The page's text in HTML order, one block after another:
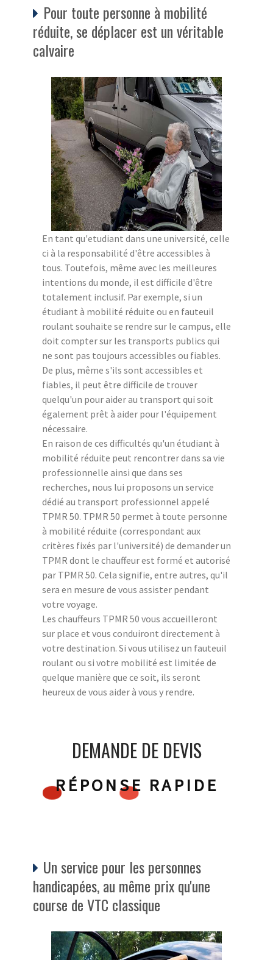
Pour toute personne à mobilité
réduite, se déplacer est un véritable
calvaire
En tant qu'etudiant dans une université, celle
ci à la responsabilité d'être accessibles à
tous. Toutefois, même avec les meilleures
intentions du monde, il est difficile d'être
totalement inclusif. Par exemple, si un
étudiant à mobilité réduite ou en fauteuil
roulant souhaite se rendre sur le campus, elle
doit compter sur les transports publics qui
ne sont pas toujours accessibles ou fiables.
De plus, même s'ils sont accessibles et
fiables, il peut être difficile de trouver
quelqu'un pour aider au transport qui soit
également prêt à aider pour l'équipement
nécessaire.
En raison de ces difficultés qu'un étudiant à
mobilité réduite peut rencontrer dans sa vie
professionnelle ainsi que dans ses
recherches, nous lui proposons un service
dédié au transport professionnel appelé
TPMR 50. TPMR 50 permet à toute personne
à mobilité réduite (correspondant aux
critères fixés par l'université) de demander un
TPMR dont le chauffeur est formé et autorisé
par TPMR 50. Cela signifie, entre autres, qu'il
sera en mesure de vous assister pendant
votre voyage.
Les chauffeurs TPMR 50 vous accueilleront
sur place et vous conduiront directement à
votre destination. Si vous utilisez un fauteuil
roulant ou si votre mobilité est limitée de
quelque manière que ce soit, ils seront
heureux de vous aider à vous y rendre.
DEMANDE DE DEVIS
RÉPONSE RAPIDE
Un service pour les personnes
handicapées, au même prix qu'une
course de VTC classique